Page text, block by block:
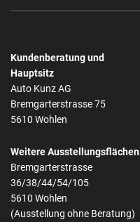
Kundenberatung und
Hauptsitz
Auto Kunz AG
Bremgarterstrasse 75
5610 Wohlen
Weitere Ausstellungsflächen
Bremgarterstrasse
36/38/44/54/105
5610 Wohlen
(Ausstellung ohne Beratung)